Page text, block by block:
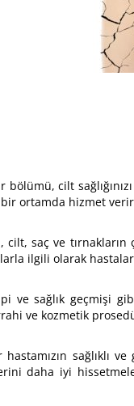
cilt
ortamda hizmet
saç ve
ilgili olarak
ve sağlık geçmişi
ve kozmetik
sağlıklı
daha iyi